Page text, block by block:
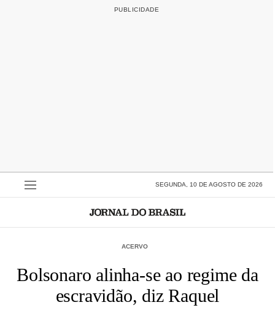
SEGUNDA, 10 DE AGOSTO DE 2026
ACERVO
Bolsonaro alinha-se ao regime da
escravidão, diz Raquel